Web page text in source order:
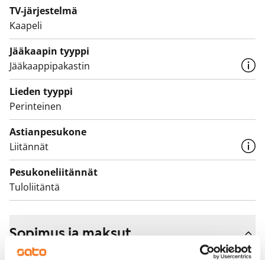
TV-järjestelmä
Kaapeli
Jääkaapin tyyppi
Jääkaappipakastin
Lieden tyyppi
Perinteinen
Astianpesukone
Liitännät
Pesukoneliitännät
Tuloliitäntä
Sopimus ja maksut